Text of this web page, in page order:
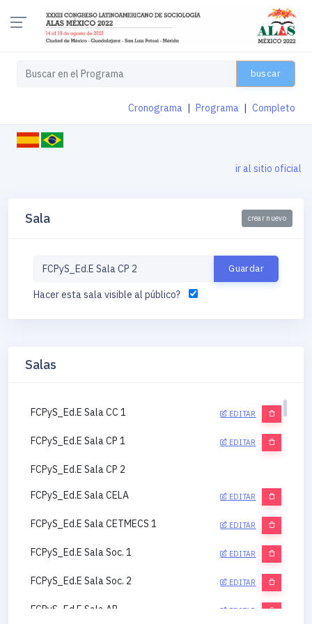
buscar
Cronograma Programa Completo
ir al sitio oficial
Sala crear nuevo
Hacer esta sala visible al público?
Salas
FCPyS_Ed.E Sala CC 1 EDITAR
FCPyS_Ed.E Sala CP 1 EDITAR
FCPyS_Ed.E Sala CP 2
FCPyS_Ed.E Sala CELA EDITAR
FCPyS_Ed.E Sala CETMECS 1 EDITAR
FCPyS_Ed.E Sala Soc. 1 EDITAR
FCPyS_Ed.E Sala Soc. 2 EDITAR
FCPyS_Ed.E Sala AP EDITAR